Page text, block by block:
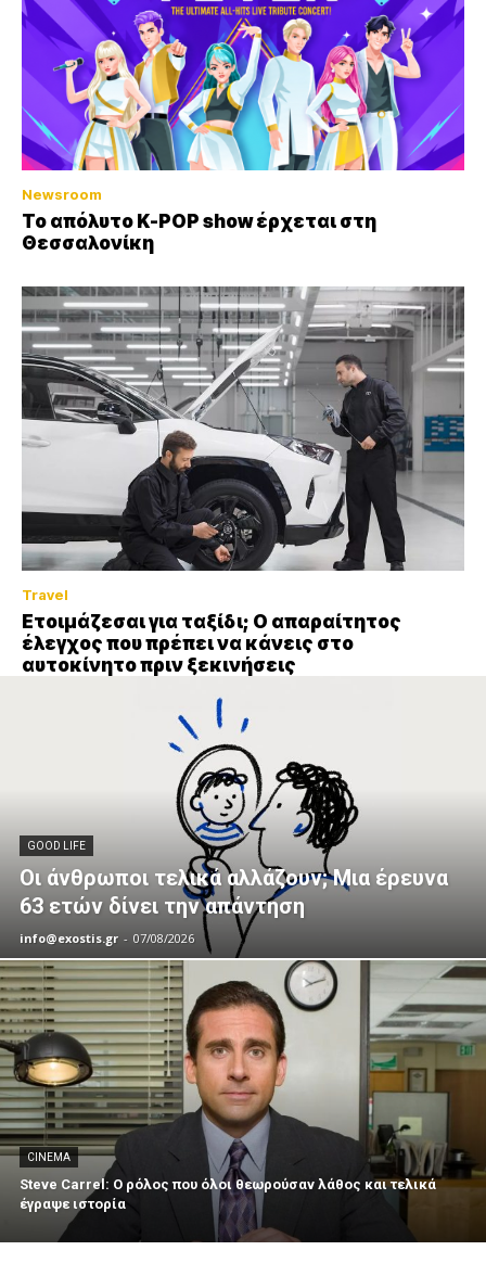
Newsroom
Το απόλυτο K-POP show έρχεται στη
Θεσσαλονίκη
Travel
Ετοιμάζεσαι για ταξίδι; Ο απαραίτητος
έλεγχος που πρέπει να κάνεις στο
αυτοκίνητο πριν ξεκινήσεις
GOOD LIFE
Οι άνθρωποι τελικά αλλάζουν; Μια έρευνα
63 ετών δίνει την απάντηση
info@exostis.gr - 07/08/2026
CINEMA
Steve Carrel: Ο ρόλος που όλοι θεωρούσαν λάθος και τελικά
έγραψε ιστορία